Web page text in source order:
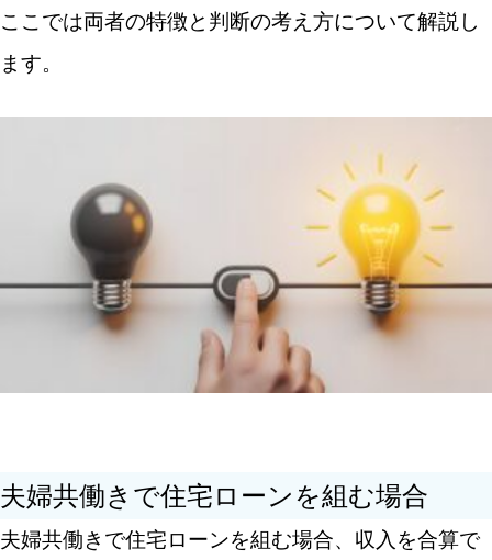
ここでは両者の特徴と判断の考え方について解説し
ます。
夫婦共働きで住宅ローンを組む場合
夫婦共働きで住宅ローンを組む場合、収入を合算で